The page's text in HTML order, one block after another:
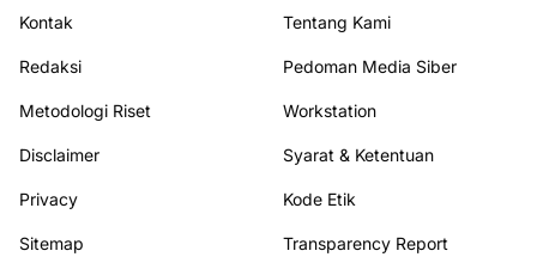
Kontak Tentang Kami
Redaksi Pedoman Media Siber
Metodologi Riset Workstation
Disclaimer Syarat & Ketentuan
Privacy Kode Etik
Sitemap Transparency Report